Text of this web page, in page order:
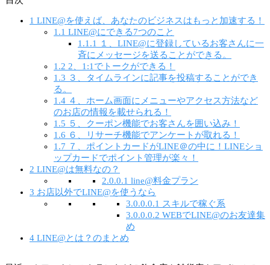
1 LINE@を使えば、あなたのビジネスはもっと加速する！
1.1 LINE@にできる7つのこと
1.1.1
１、LINE@に登録しているお客さんに一
斉にメッセージを送ることができる。
1.2 2、1:1でトークができる！
1.3 ３、タイムラインに記事を投稿することができ
る。
1.4 ４、ホーム画面にメニューやアクセス方法など
のお店の情報を載せられる！
1.5 ５、クーポン機能でお客さんを囲い込み！
1.6 ６、リサーチ機能でアンケートが取れる！
1.7 ７、ポイントカードがLINE＠の中に！LINEショ
ップカードでポイント管理が楽々！
2 LINE@は無料なの？
2.0.0.1 line@料金プラン
3 お店以外でLINE@を使うなら
3.0.0.0.1 スキルで稼ぐ系
3.0.0.0.2 WEBでLINE@のお友達集
め
4 LINE@とは？のまとめ